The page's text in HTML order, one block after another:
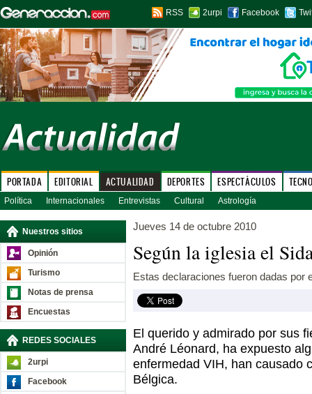
RSS 2urpi Facebook
PORTADA EDITORIAL ACTUALIDAD DEPORTES ESPECTÁCULOS
Política Internacionales Entrevistas Cultural Astrología
Nuestros sitios
Opinión
Turismo
Notas de prensa
Encuestas
REDES SOCIALES
2urpi
Facebook
Jueves 14 de octubre 2010
Según la iglesia el
Estas declaraciones fueron dadas por
El querido y admirado por sus
André Léonard, ha expuesto
enfermedad VIH, han causado
Bélgica.